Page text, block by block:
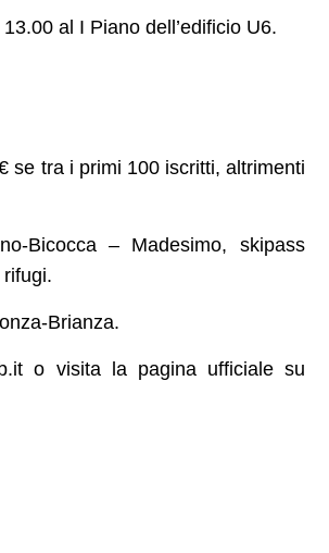
al I Piano dell’edificio U6.
se tra i primi 100 iscritti, altrimenti
Bicocca – Madesimo, skipass
Brianza.
o visita la pagina ufficiale su